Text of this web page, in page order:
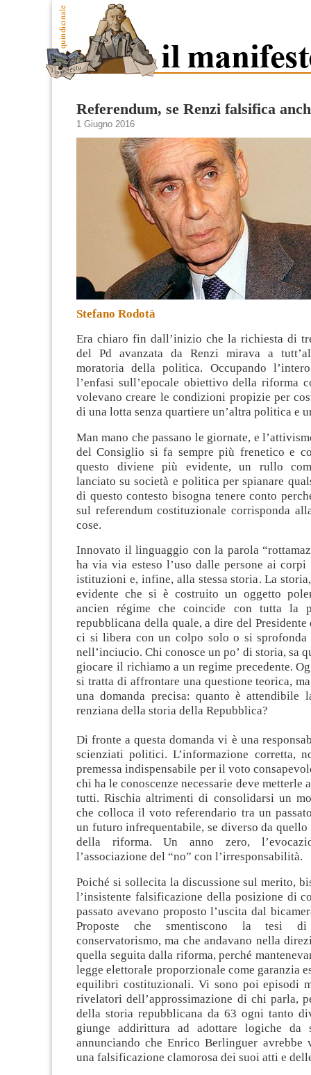
Referendum, se Renzi falsifica
1 Giugno 2016
Stefano Rodotà
Era chiaro fin dall’inizio che la richiesta di
del Pd avanzata da Renzi mirava a
moratoria della politica. Occupando
l’enfasi sull’epocale obiettivo della riforma
volevano creare le condizioni propizie per
di una lotta senza quartiere un’altra politica e
Man mano che passano le giornate, e
del Consiglio si fa sempre più frenetico e
questo diviene più evidente, un rullo
lanciato su società e politica per spianare
di questo contesto bisogna tenere conto
sul referendum costituzionale corrisponda
cose.
Innovato il linguaggio con la parola
ha via via esteso l’uso dalle persone ai
istituzioni e, infine, alla stessa storia. La
evidente che si è costruito un oggetto
ancien régime che coincide con tutta la
repubblicana della quale, a dire del
ci si libera con un colpo solo o si sprofonda
nell’inciucio. Chi conosce un po’ di storia, sa
giocare il richiamo a un regime precedente.
si tratta di affrontare una questione teorica,
una domanda precisa: quanto è attendibile
renziana della storia della Repubblica?
Di fronte a questa domanda vi è una
scienziati politici. L’informazione corretta,
premessa indispensabile per il voto
chi ha le conoscenze necessarie deve metterle
tutti. Rischia altrimenti di consolidarsi un
che colloca il voto referendario tra un
un futuro infrequentabile, se diverso da
della riforma. Un anno zero,
l’associazione del “no” con l’irresponsabilità.
Poiché si sollecita la discussione sul merito,
l’insistente falsificazione della posizione di
passato avevano proposto l’uscita dal
Proposte che smentiscono la tesi
conservatorismo, ma che andavano nella
quella seguita dalla riforma, perché
legge elettorale proporzionale come garanzia
equilibri costituzionali. Vi sono poi episodi
rivelatori dell’approssimazione di chi parla,
della storia repubblicana da 63 ogni tanto
giunge addirittura ad adottare logiche da
annunciando che Enrico Berlinguer avrebbe
una falsificazione clamorosa dei suoi atti e